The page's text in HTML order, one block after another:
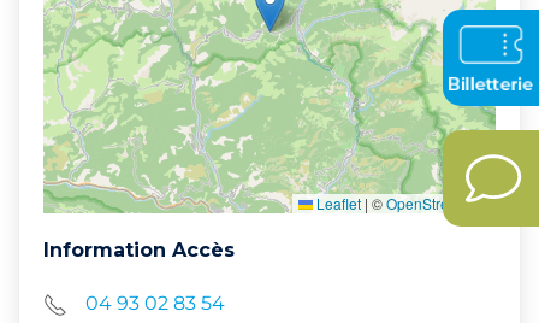
Leaflet | ©OpenStreetMap
Information Accès
04 93 02 83 54